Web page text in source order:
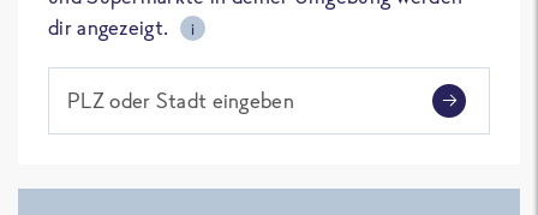
dir angezeigt.
i
PLZ oder Stadt eingeben